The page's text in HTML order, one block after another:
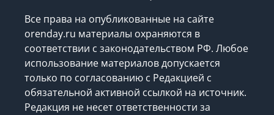
Все права на опубликованные на сайте
orenday.ru материалы охраняются в
соответствии с законодательством РФ. Любое
использование материалов допускается
только по согласованию с Редакцией с
обязательной активной ссылкой на источник.
Редакция не несет ответственности за